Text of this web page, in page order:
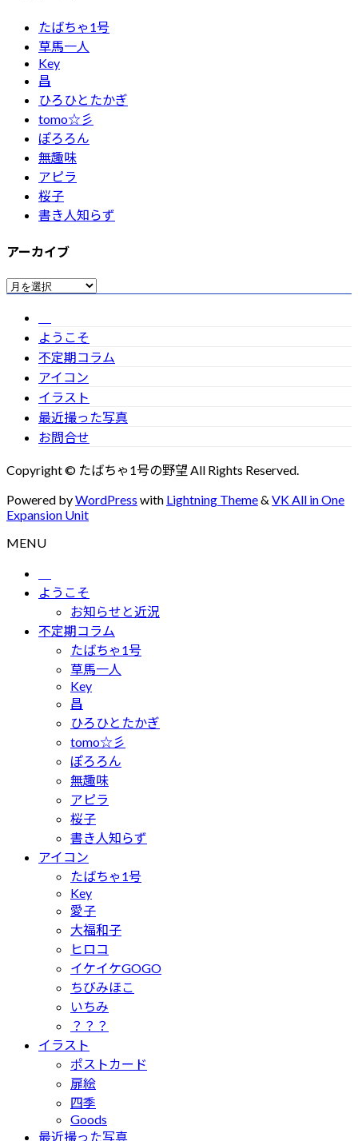
たばちゃ1号
草馬一人
Key
昌
ひろひとたかぎ
tomo☆彡
ぽろろん
無趣味
アピラ
桜子
書き人知らず
アーカイブ
ア
ようこそ
不定期コラム
アイコン
イラスト
最近撮った写真
お問合せ
Copyright © たばちゃ1号の野望 All Rights Reserved.
Powered byWordPress with Lightning Theme& VK All in One
Expansion Unit
MENU
ようこそ
お知らせと近況
不定期コラム
たばちゃ1号
草馬一人
Key
昌
ひろひとたかぎ
tomo☆彡
ぽろろん
無趣味
アピラ
桜子
書き人知らず
アイコン
たばちゃ1号
Key
愛子
大福和子
ヒロコ
イケイケGOGO
ちびみほこ
いちみ
？？？
イラスト
ポストカード
扉絵
四季
Goods
最近撮った写真